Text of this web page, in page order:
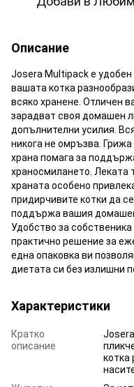
Описание
Josera Multipack е
вашата котка
всяко хранене. Отличен
зарадват своя домашен
допълнителни усилия.
никога не омръзва.
храна помага за
храносмилането. Леката
храната особено
придирчивите котки да
поддържа вашия
Удобство за
практично решение за
една опаковка ви
диетата си без излишни
Характеристики
Кратко
описание
котка